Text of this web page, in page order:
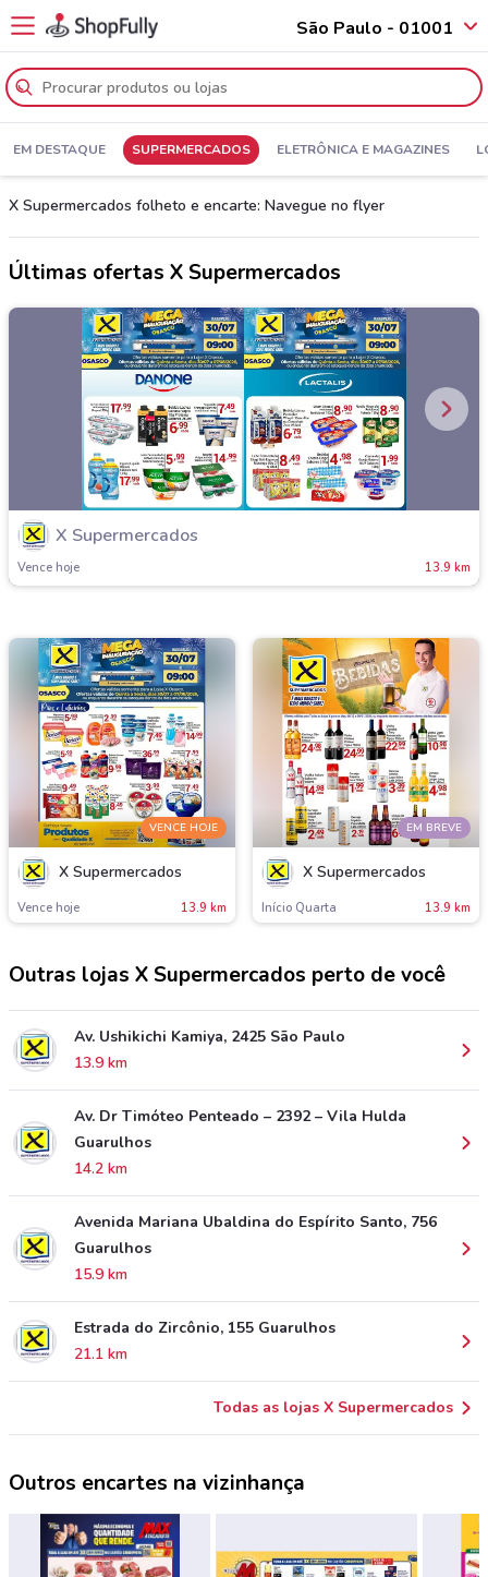
São Paulo - 01001
EM DESTAQUE SUPERMERCADOS ELETRÔNICA E MAGAZINES
X Supermercados folheto e encarte: Navegue no flyer
Últimas ofertas X Supermercados
X Supermercados
Vence hoje 13.9 km
VENCE HOJE
X Supermercados
Vence hoje 13.9 km
EM BREVE
X Supermercados
Início Quarta 13.9 km
Outras lojas X Supermercados perto de você
Av. Ushikichi Kamiya, 2425 São Paulo
13.9 km
Av. Dr Timóteo Penteado – 2392 – Vila Hulda
Guarulhos
14.2 km
Avenida Mariana Ubaldina do Espírito Santo, 756
Guarulhos
15.9 km
Estrada do Zircônio, 155 Guarulhos
21.1 km
Todas as lojas X Supermercados
Outros encartes na vizinhança